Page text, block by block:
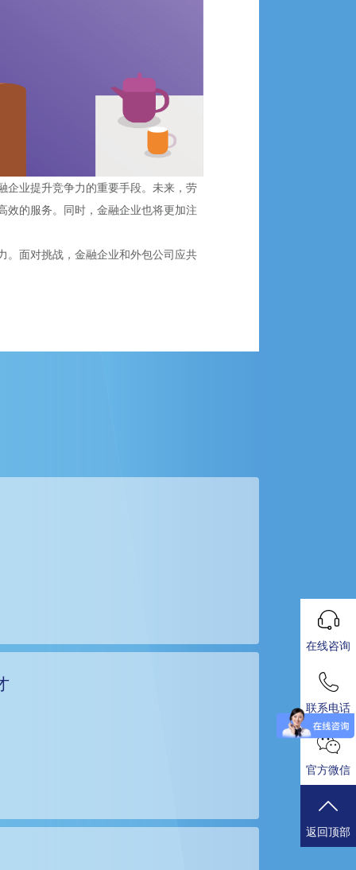
企业提升竞争力的重要手段。未来，劳
效的服务。同时，金融企业也将更加注
。面对挑战，金融企业和外包公司应共
在线咨询
联系电话
官方微信
返回顶部